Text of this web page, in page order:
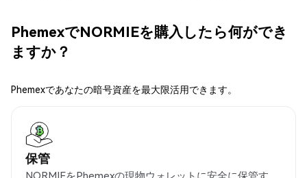
PhemexでNORMIEを購入したら何ができ
ますか？
Phemexであなたの暗号資産を最大限活用できます。
保管